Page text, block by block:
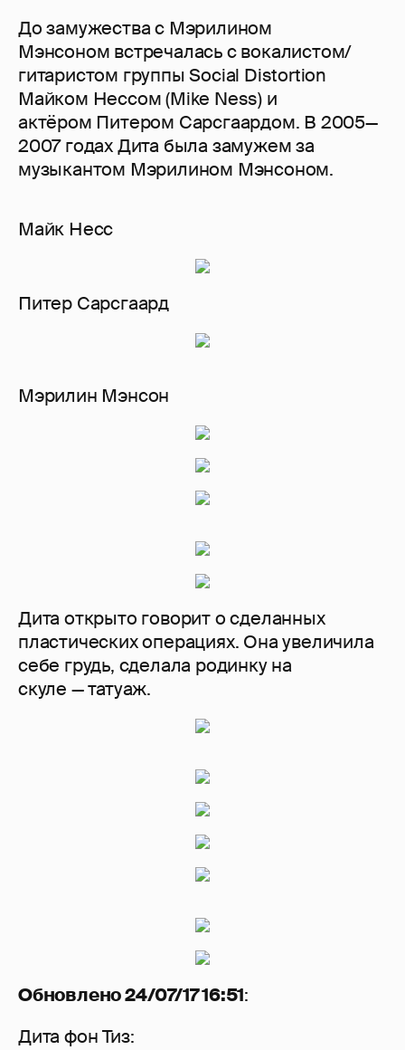
До замужества с Мэрилином
Мэнсоном встречалась с вокалистом/
гитаристом группы Social Distortion
Майком Нессом (Mike Ness) и
актёром Питером Сарсгаардом. В 2005—
2007 годах Дита была замужем за
музыкантом Мэрилином Мэнсоном.
Майк Несс
Питер Сарсгаард
Мэрилин Мэнсон
Дита открыто говорит о сделанных
пластических операциях. Она увеличила
себе грудь, сделала родинку на
скуле — татуаж.
Обновлено 24/07/17 16:51:
Дита фон Тиз: